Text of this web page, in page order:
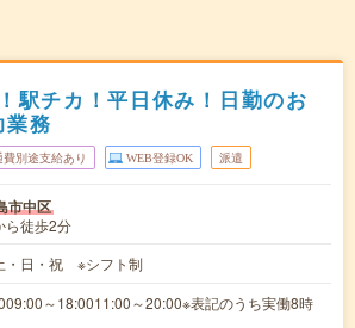
駅チカ！平日休み！日勤のお
業務
費別途支給あり WEB登録OK 派遣
市中区
ら徒歩2分
・日・祝 ※シフト制
～18:0011:00～20:00※表記のうち実働8時